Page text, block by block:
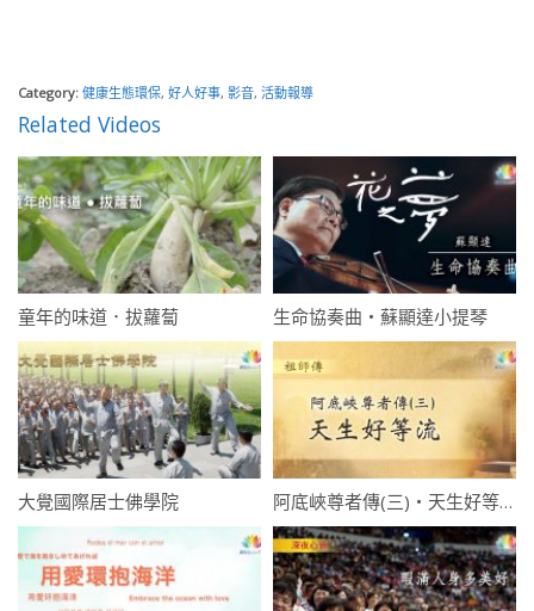
Category: 健康生態環保, 好人好事, 影音, 活動報導
Related Videos
童年的味道．拔蘿蔔 生命協奏曲・蘇顯達小提琴
大覺國際居士佛學院 阿底峽尊者傳(三)・天生好等流